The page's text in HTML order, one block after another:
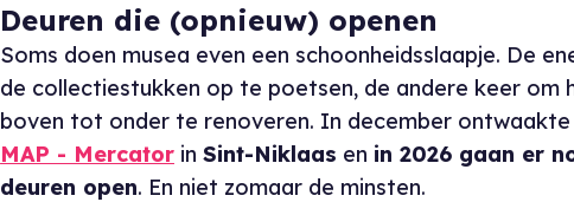
Deuren die (opnieuw) openen
Soms doen musea even een schoonheidsslaapje. De
de collectiestukken op te poetsen, de andere keer om
boven tot onder te renoveren. In december
MAP - Mercator in Sint-Niklaas en in 2026 gaan er
deuren open. En niet zomaar de minsten.